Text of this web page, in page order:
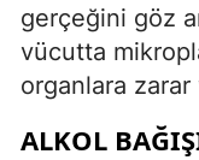
gerçeğini göz
vücutta
organlara zarar
ALKOL